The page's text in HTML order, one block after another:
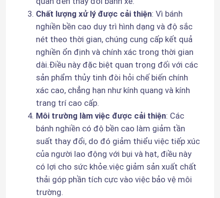
Để lại lời nhắn
Chúng tôi sẽ gọi lại cho bạn sớm!
Sản phẩm
Chất lượng xử lý được cải thiện: Vì bánh
nghiền bền cao duy trì hình dạng và độ sắc
nét theo thời gian, chúng cung cấp kết quả
nghiền ổn định và chính xác trong thời gian
dài.Điều này đặc biệt quan trọng đối với các
sản phẩm thủy tinh đòi hỏi chế biến chính
xác cao, chẳng hạn như kính quang và kính
trang trí cao cấp.
Môi trường làm việc được cải thiện: Các
bánh nghiền có độ bền cao làm giảm tần
suất thay đổi, do đó giảm thiểu việc tiếp xúc
của người lao động với bụi và hạt, điều này
có lợi cho sức khỏe.việc giảm sản xuất chất
thải góp phần tích cực vào việc bảo vệ môi
trường.